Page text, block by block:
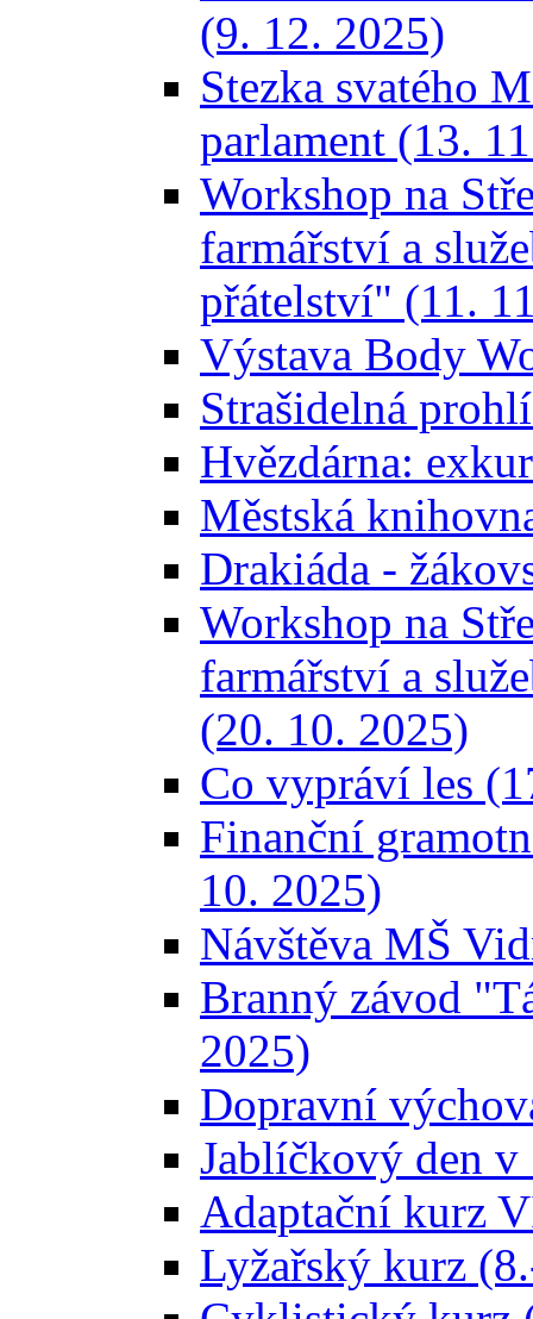
(9. 12. 2025)
Stezka svatého
parlament (13.
Workshop na
farmářství a
přátelství" (11.
Výstava Body
Strašidelná
Hvězdárna:
Městská
Drakiáda -
Workshop na
farmářství a
(20. 10. 2025)
Co vypráví les
Finanční
10. 2025)
Návštěva MŠ
Branný závod
2025)
Dopravní
Jablíčkový den v
Adaptační kurz
Lyžařský kurz